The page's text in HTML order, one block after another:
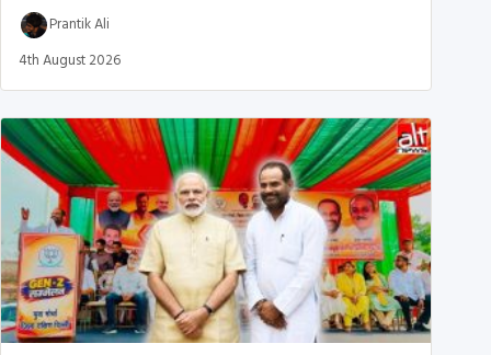
Prantik Ali
4th August 2026